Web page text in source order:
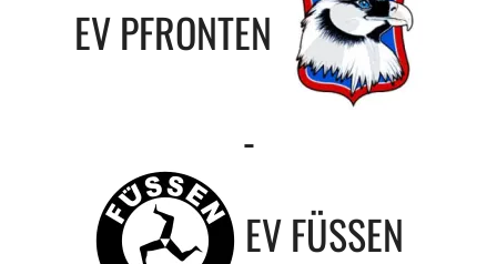
EV PFRONTEN
-
EV FÜSSEN